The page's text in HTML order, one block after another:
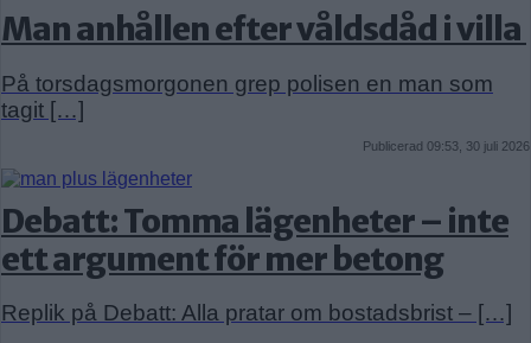
Man anhållen efter våldsdåd i villa
På torsdagsmorgonen grep polisen en man som
tagit […]
Publicerad 09:53, 30 juli 2026
Debatt: Tomma lägenheter – inte
ett argument för mer betong
Replik på Debatt: Alla pratar om bostadsbrist – […]